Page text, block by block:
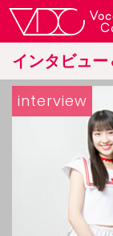
インタビュ
interview